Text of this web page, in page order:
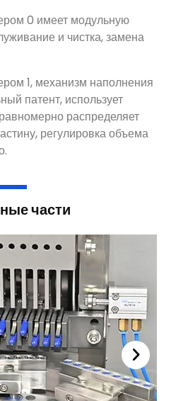
0 имеет модульную
и чистка, замена
1, механизм наполнения
патент, использует
распределяет
регулировка объема
части